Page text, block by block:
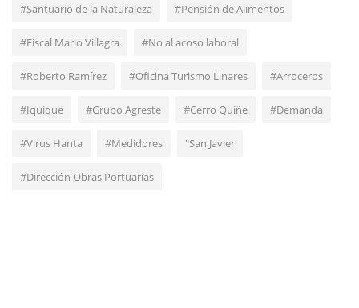
#Santuario de la Naturaleza #Pensión de Alimentos
#Fiscal Mario Villagra #No al acoso laboral
#Roberto Ramírez #Oficina Turismo Linares #Arroceros
#Iquique #Grupo Agreste #Cerro Quiñe #Demanda
#Virus Hanta #Medidores "San Javier
#Dirección Obras Portuarias